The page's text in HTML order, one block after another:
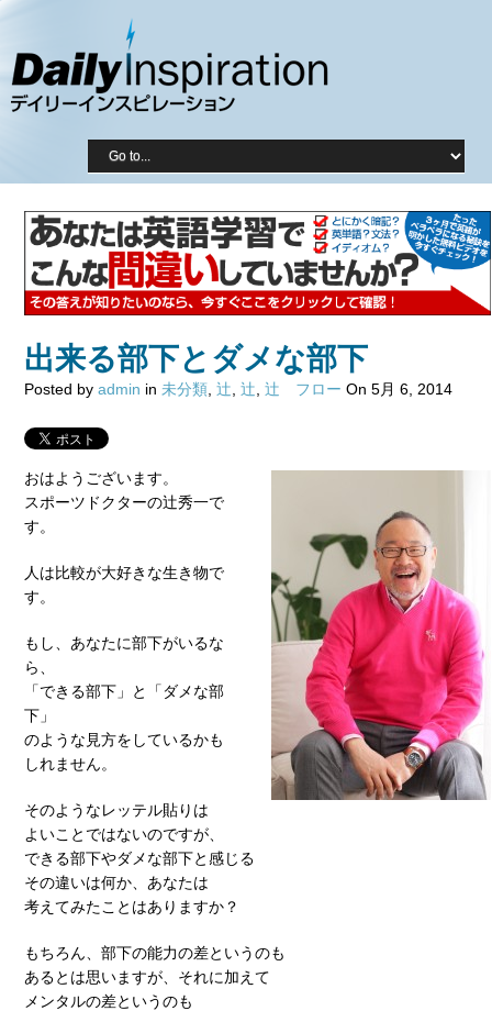
出来る部下とダメな部下
Posted by admin in 未分類 辻 辻 辻 フロー On 5月 6, 2014
おはようございます。
スポーツドクターの辻秀一で
す。
人は比較が大好きな生き物で
す。
もし、あなたに部下がいるな
ら、
「できる部下」と「ダメな部
下」
のような見方をしているかも
しれません。
そのようなレッテル貼りは
よいことではないのですが、
できる部下やダメな部下と感じる
その違いは何か、あなたは
考えてみたことはありますか？
もちろん、部下の能力の差というのも
あるとは思いますが、それに加えて
メンタルの差というのも